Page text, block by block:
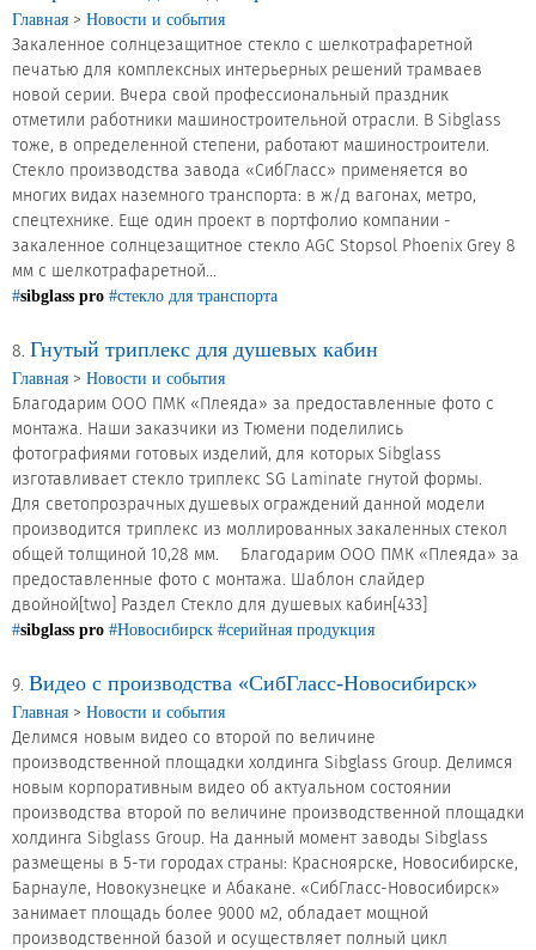
Главная > Новости и события
Закаленное солнцезащитное стекло с шелкотрафаретной
печатью для комплексных интерьерных решений трамваев
новой серии. Вчера свой профессиональный праздник
отметили работники машиностроительной отрасли. В Sibglass
тоже, в определенной степени, работают машиностроители.
Стекло производства завода «СибГласс» применяется во
многих видах наземного транспорта: в ж/д вагонах, метро,
спецтехнике. Еще один проект в портфолио компании -
закаленное солнцезащитное стекло AGC Stopsol Phoenix Grey 8
мм с шелкотрафаретной...
#sibglass pro #стекло для транспорта
8. Гнутый триплекс для душевых кабин
Главная > Новости и события
Благодарим ООО ПМК «Плеяда» за предоставленные фото с
монтажа. Наши заказчики из Тюмени поделились
фотографиями готовых изделий, для которых Sibglass
изготавливает стекло триплекс SG Laminate гнутой формы. ⠀
Для светопрозрачных душевых ограждений данной модели
производится триплекс из моллированных закаленных стекол
общей толщиной 10,28 мм. ⠀ Благодарим ООО ПМК «Плеяда» за
предоставленные фото с монтажа. Шаблон слайдер
двойной[two] Раздел Стекло для душевых кабин[433]
#sibglass pro #Новосибирск #серийная продукция
9. Видео с производства «СибГласс-Новосибирск»
Главная > Новости и события
Делимся новым видео со второй по величине
производственной площадки холдинга Sibglass Group. Делимся
новым корпоративным видео об актуальном состоянии
производства второй по величине производственной площадки
холдинга Sibglass Group. На данный момент заводы Sibglass
размещены в 5-ти городах страны: Красноярске, Новосибирске,
Барнауле, Новокузнецке и Абакане. «СибГласс-Новосибирск»
занимает площадь более 9000 м2, обладает мощной
производственной базой и осуществляет полный цикл